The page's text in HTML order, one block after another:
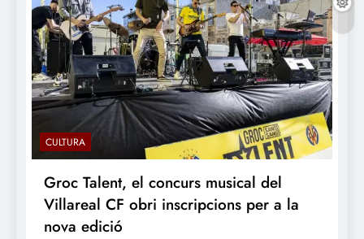
CULTURA
Groc Talent, el concurs musical del
Villareal CF obri inscripcions per a la
nova edició